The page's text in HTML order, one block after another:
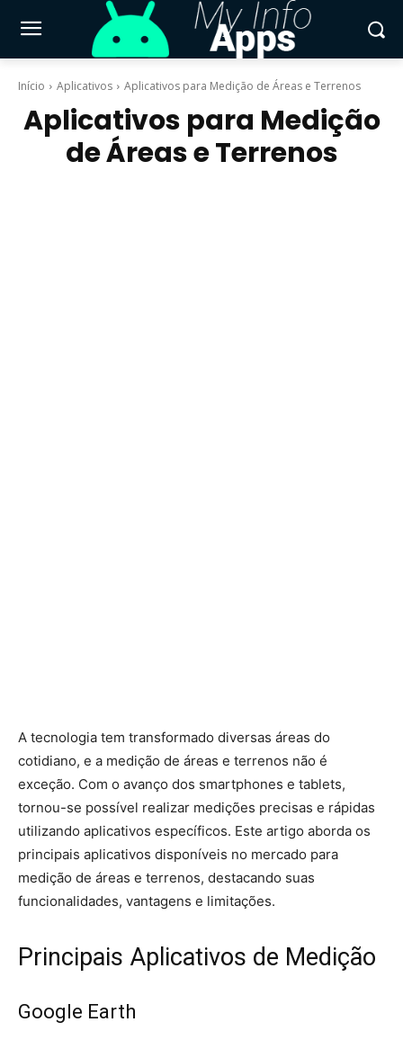
Início Aplicativos Aplicativos para Medição de Áreas e Terrenos
Aplicativos para Medição
de Áreas e Terrenos
A tecnologia tem transformado diversas áreas do
cotidiano, e a medição de áreas e terrenos não é
exceção. Com o avanço dos smartphones e tablets,
tornou-se possível realizar medições precisas e rápidas
utilizando aplicativos específicos. Este artigo aborda os
principais aplicativos disponíveis no mercado para
medição de áreas e terrenos, destacando suas
funcionalidades, vantagens e limitações.
Principais Aplicativos de Medição
Google Earth